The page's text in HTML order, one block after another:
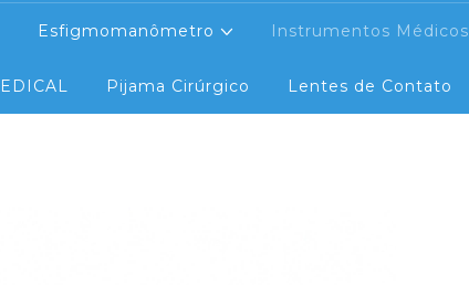
Esfigmomanômetro Instrumentos Médicos
Pijama Cirúrgico Lentes de Contato